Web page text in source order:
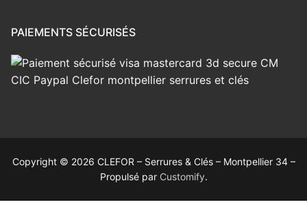
PAIEMENTS SÉCURISÉS
Copyright © 2026 CLEFOR – Serrures & Clés – Montpellier 34 –
Propulsé par Customify.